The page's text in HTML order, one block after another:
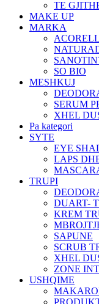
TE
MAKE UP
MARKA
SO BIO
MESHKUJ
SERUM
XHEL
Pa kategori
SYTE
EYE
LAPS
TRUPI
DUART-
KREM
SAPUNE
SCRUB
XHEL
ZONE
USHQIME